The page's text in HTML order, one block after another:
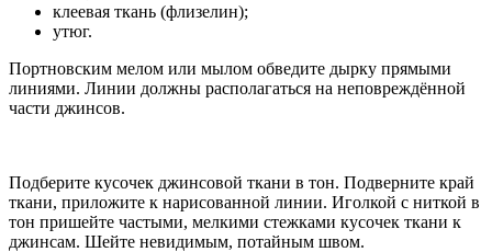
клеевая ткань (флизелин);
утюг.
Портновским мелом или мылом обведите дырку прямыми
линиями. Линии должны располагаться на неповреждённой
части джинсов.
Подберите кусочек джинсовой ткани в тон. Подверните край
ткани, приложите к нарисованной линии. Иголкой с ниткой в
тон пришейте частыми, мелкими стежками кусочек ткани к
джинсам. Шейте невидимым, потайным швом.